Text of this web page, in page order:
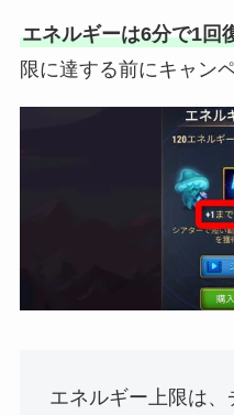
エネルギーは6分で1回
限に達する前にキャン
エネルギー上限は